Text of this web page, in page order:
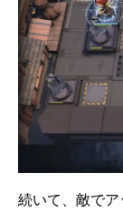
続いて、敵で